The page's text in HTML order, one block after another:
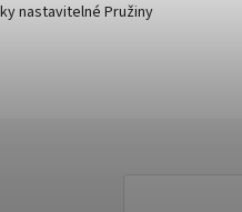
nastavitelné Pružiny